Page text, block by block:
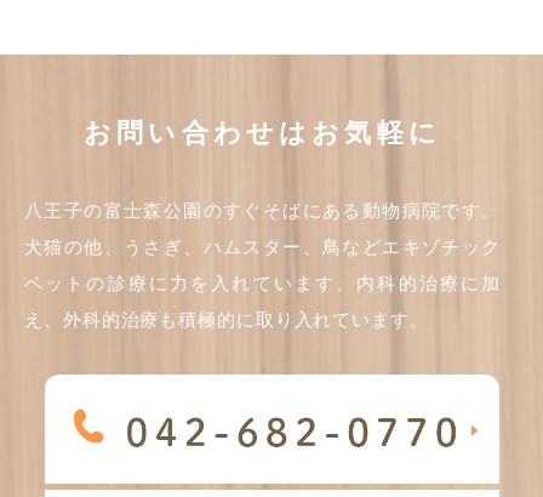
お問い合わせはお気軽に
八王子の富士森公園のすぐそばにある動物病院です。
犬猫の他、うさぎ、ハムスター、鳥などエキゾチック
ペットの診療に力を入れています。内科的治療に加
え、外科的治療も積極的に取り入れています。